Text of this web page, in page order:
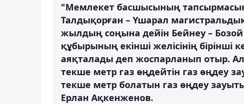
"Мемлекет басшысының
Талдықорған – Үшарал
жылдың соңына дейін Бейнеу –
құбырының екінші желісінің бірінші
аяқталады деп жоспарланып отыр.
текше метр газ өңдейтін газ өңдеу
текше метр болатын газ өңдеу
Ерлан Ақкенженов.